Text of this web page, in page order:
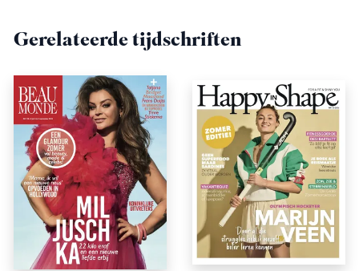
Gerelateerde tijdschriften